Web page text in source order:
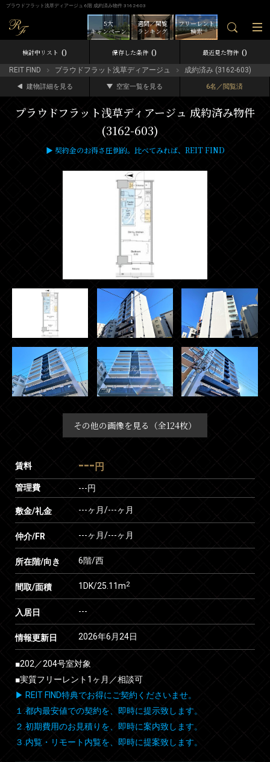
プラウドフラット浅草ディアージュ 6階 成約済み物件 3162-603
フリーレント
検索
週間／閲覧
ランキング
5大
キャンペーン
検討中リスト 0 保存した条件 0 最近見た物件 0
REIT FIND プラウドフラット浅草ディアージュ 成約済み (3162-603)
建物詳細を見る 空室一覧を見る 6名／閲覧済
プラウドフラット浅草ディアージュ 成約済み物件
(3162-603)
▶ 契約金のお得さ圧倒的。比べてみれば、REIT FIND
その他の画像を見る（全124枚）
賃料 --- 円
管理費 ---円
敷金/礼金 ---ヶ月/---ヶ月
仲介/FR ---ヶ月/---ヶ月
所在階/向き 6階/西
間取/面積 1DK/25.11m2
入居日 ---
情報更新日 2026年6月24日
■202／204号室対象
■実質フリーレント1ヶ月／相談可
▶ REIT FIND特典でお得にご契約くださいませ。
１.都内最安値での契約を、即時に提示致します。
２.初期費用のお見積りを、即時に案内致します。
３.内覧・リモート内覧を、即時に提案致します。